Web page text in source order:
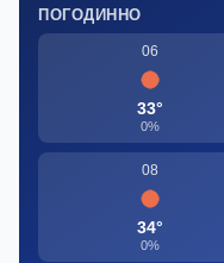
ПОГОДИННО
06
33°
0%
08
34°
0%